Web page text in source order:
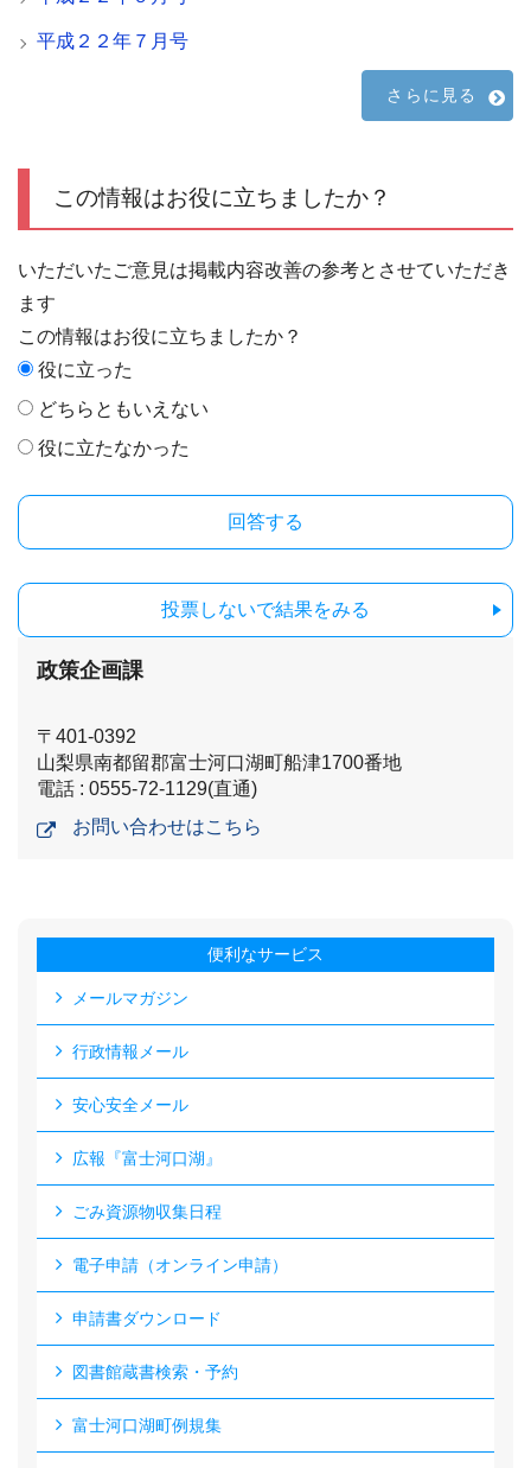
平成２２年７月号
さらに見る
この情報はお役に立ちましたか？
いただいたご意見は掲載内容改善の参考とさせていただき
ます
この情報はお役に立ちましたか？
役に立った
どちらともいえない
役に立たなかった
投票しないで結果をみる
政策企画課
〒401-0392
山梨県南都留郡富士河口湖町船津1700番地
電話 : 0555-72-1129(直通)
お問い合わせはこちら
便利なサービス
メールマガジン
行政情報メール
安心安全メール
広報『富士河口湖』
ごみ資源物収集日程
電子申請（オンライン申請）
申請書ダウンロード
図書館蔵書検索・予約
富士河口湖町例規集